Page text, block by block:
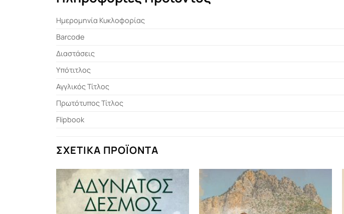
Ημερομηνία Κυκλοφορίας
Barcode
Διαστάσεις
Υπότιτλος
Αγγλικός Τίτλος
Πρωτότυπος Τίτλος
Flipbook
ΣΧΕΤΙΚΆ ΠΡΟΪΌΝΤΑ